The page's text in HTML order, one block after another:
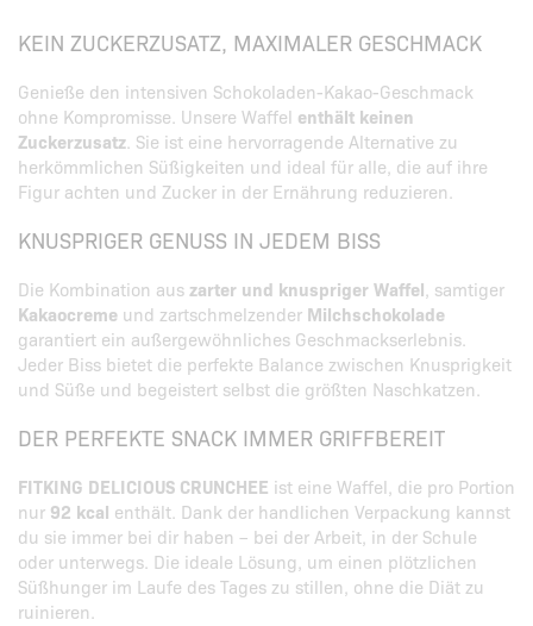
KEIN ZUCKERZUSATZ, MAXIMALER GESCHMACK
Genieße den intensiven Schokoladen-Kakao-Geschmack
ohne Kompromisse. Unsere Waffel enthält keinen
Zuckerzusatz. Sie ist eine hervorragende Alternative zu
herkömmlichen Süßigkeiten und ideal für alle, die auf ihre
Figur achten und Zucker in der Ernährung reduzieren.
KNUSPRIGER GENUSS IN JEDEM BISS
Die Kombination auszarter und knuspriger Waffel, samtiger
Kakaocreme und zartschmelzender Milchschokolade
garantiert ein außergewöhnliches Geschmackserlebnis.
Jeder Biss bietet die perfekte Balance zwischen Knusprigkeit
und Süße und begeistert selbst die größten Naschkatzen.
DER PERFEKTE SNACK IMMER GRIFFBEREIT
FITKING DELICIOUS CRUNCHEE ist eine Waffel, die pro Portion
nur 92 kcal enthält. Dank der handlichen Verpackung kannst
du sie immer bei dir haben – bei der Arbeit, in der Schule
oder unterwegs. Die ideale Lösung, um einen plötzlichen
Süßhunger im Laufe des Tages zu stillen, ohne die Diät zu
ruinieren.